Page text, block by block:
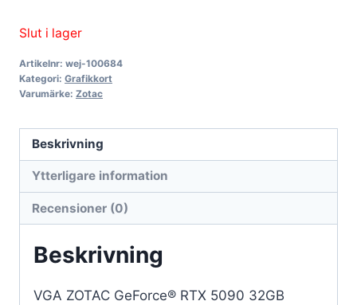
Slut i lager
Artikelnr: wej-100684
Kategori: Grafikkort
Varumärke: Zotac
Beskrivning
Ytterligare information
Recensioner (0)
Beskrivning
VGA ZOTAC GeForce® RTX 5090 32GB